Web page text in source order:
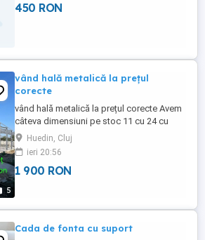
450 RON
5
vând hală metalică la prețul
corecte
vând hală metalică la prețul corecte Avem
câteva dimensiuni pe stoc 11 cu 24 cu
patru la streașină opt cu 40 cu patru la
streașină 14 cu 50 cu 5 la streașină facem
și alte mărimi doar pe comandă mai multe
detalii la număr de telefon ne deplasăm
Huedin, Cluj
ieri 20:56
1 900 RON
Cada de fonta cu suport